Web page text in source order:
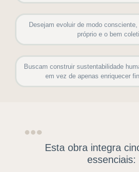
Desejam evoluir de modo
próprio e o bem
Buscam construir sustentabilidade
em vez de apenas enriquecer
Esta obra integra
essenciais: